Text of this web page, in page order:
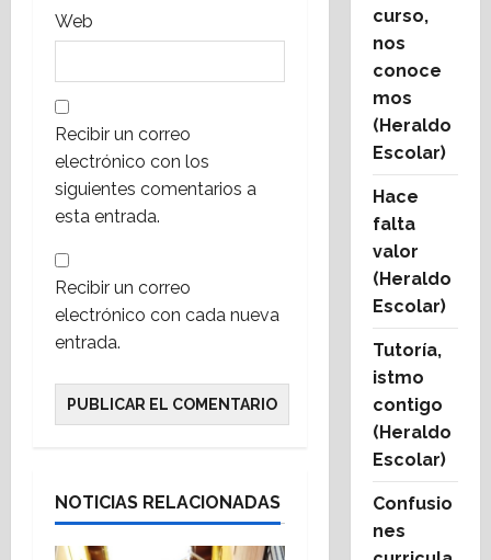
Web
Recibir un correo
electrónico con los
siguientes comentarios a
esta entrada.
Recibir un correo
electrónico con cada nueva
entrada.
NOTICIAS RELACIONADAS
curso,
nos
conoce
mos
(Heraldo
Escolar)
Hace
falta
valor
(Heraldo
Escolar)
Tutoría,
istmo
contigo
(Heraldo
Escolar)
Confusio
nes